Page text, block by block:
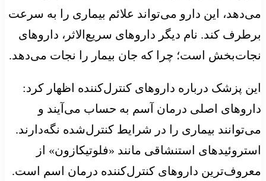
می‌دهد، این دارو می‌تواند علائم بیماری را به سرعت
برطرف کند. نام دیگر داروهای سریع‌الاثر، داروهای
نجات‌بخش است؛ چرا که جان بیمار را نجات می‌دهد.
این پزشک درباره داروهای کنترل‌کننده اظهار کرد:
داروهای اصلی درمان آسم به حساب می‌آیند و
می‌توانند بیماری را در شرایط کنترل‌شده نگه‌دارند.
استروئیدهای استنشاقی مانند «فلوتیکازون» از
معروف‌ترین داروهای کنترل‌کننده درمان اسم است.